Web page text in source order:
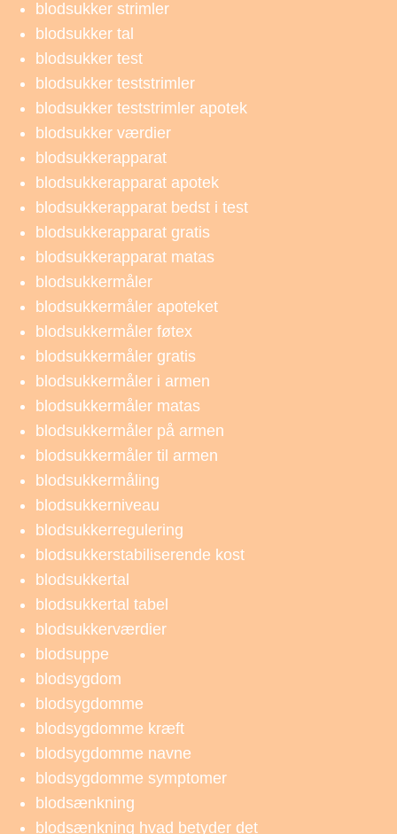
blodsukker strimler
blodsukker tal
blodsukker test
blodsukker teststrimler
blodsukker teststrimler apotek
blodsukker værdier
blodsukkerapparat
blodsukkerapparat apotek
blodsukkerapparat bedst i test
blodsukkerapparat gratis
blodsukkerapparat matas
blodsukkermåler
blodsukkermåler apoteket
blodsukkermåler føtex
blodsukkermåler gratis
blodsukkermåler i armen
blodsukkermåler matas
blodsukkermåler på armen
blodsukkermåler til armen
blodsukkermåling
blodsukkerniveau
blodsukkerregulering
blodsukkerstabiliserende kost
blodsukkertal
blodsukkertal tabel
blodsukkerværdier
blodsuppe
blodsygdom
blodsygdomme
blodsygdomme kræft
blodsygdomme navne
blodsygdomme symptomer
blodsænkning
blodsænkning hvad betyder det